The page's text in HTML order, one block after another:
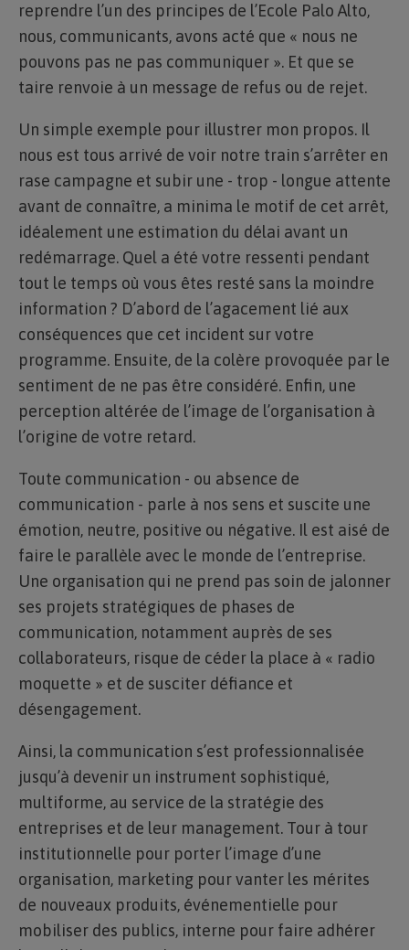
reprendre l’un des principes de l’Ecole Palo Alto,
nous, communicants, avons acté que « nous ne
pouvons pas ne pas communiquer ». Et que se
taire renvoie à un message de refus ou de rejet.
Un simple exemple pour illustrer mon propos. Il
nous est tous arrivé de voir notre train s’arrêter en
rase campagne et subir une - trop - longue attente
avant de connaître, a minima le motif de cet arrêt,
idéalement une estimation du délai avant un
redémarrage. Quel a été votre ressenti pendant
tout le temps où vous êtes resté sans la moindre
information ? D’abord de l’agacement lié aux
conséquences que cet incident sur votre
programme. Ensuite, de la colère provoquée par le
sentiment de ne pas être considéré. Enfin, une
perception altérée de l’image de l’organisation à
l’origine de votre retard.
Toute communication - ou absence de
communication - parle à nos sens et suscite une
émotion, neutre, positive ou négative. Il est aisé de
faire le parallèle avec le monde de l’entreprise.
Une organisation qui ne prend pas soin de jalonner
ses projets stratégiques de phases de
communication, notamment auprès de ses
collaborateurs, risque de céder la place à « radio
moquette » et de susciter défiance et
désengagement.
Ainsi, la communication s’est professionnalisée
jusqu’à devenir un instrument sophistiqué,
multiforme, au service de la stratégie des
entreprises et de leur management. Tour à tour
institutionnelle pour porter l’image d’une
organisation, marketing pour vanter les mérites
de nouveaux produits, événementielle pour
mobiliser des publics, interne pour faire adhérer